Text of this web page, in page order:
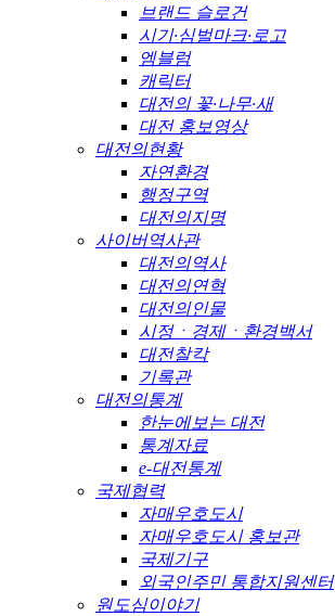
브랜드 슬로건
시기·심벌마크·로고
엠블럼
캐릭터
대전의 꽃·나무·새
대전 홍보영상
대전의현황
자연환경
행정구역
대전의지명
사이버역사관
대전의역사
대전의연혁
대전의인물
시정ㆍ경제ㆍ환경백서
대전찰칵
기록관
대전의통계
한눈에보는 대전
통계자료
e-대전통계
국제협력
자매우호도시
자매우호도시 홍보관
국제기구
외국인주민 통합지원센터
원도심이야기